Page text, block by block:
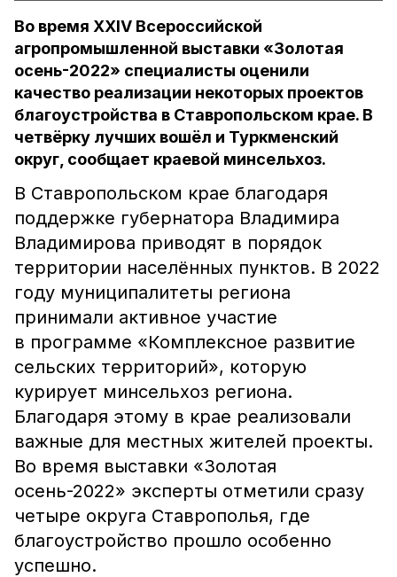
Во время XXIV Всероссийской
агропромышленной выставки «Золотая
осень-2022» специалисты оценили
качество реализации некоторых проектов
благоустройства в Ставропольском крае. В
четвёрку лучших вошёл и Туркменский
округ, сообщает краевой минсельхоз.
В Ставропольском крае благодаря
поддержке губернатора Владимира
Владимирова приводят в порядок
территории населённых пунктов. В 2022
году муниципалитеты региона
принимали активное участие
в программе «Комплексное развитие
сельских территорий», которую
курирует минсельхоз региона.
Благодаря этому в крае реализовали
важные для местных жителей проекты.
Во время выставки «Золотая
осень-2022» эксперты отметили сразу
четыре округа Ставрополья, где
благоустройство прошло особенно
успешно.